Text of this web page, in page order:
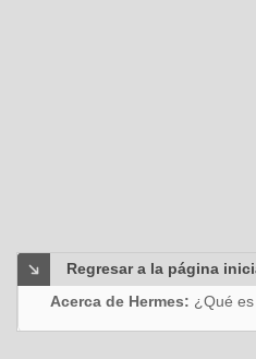
Regresar a la página
Acerca de Hermes: ¿Qué